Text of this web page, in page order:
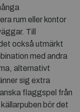
rum eller kontor
Till
också utmärkt
med andra
alternativt
sig extra
flaggspel från
bör det